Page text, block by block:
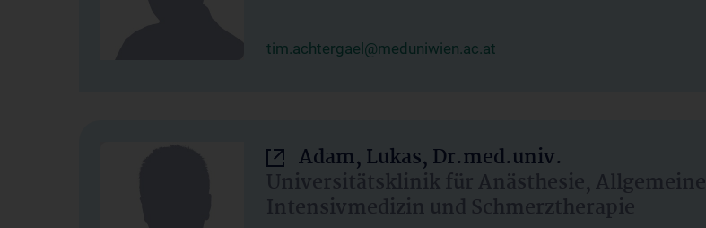
tim.achtergael@meduniwien.ac.at
Adam, Lukas, Dr.med.univ.
Universitätsklinik für Anästhesie, Allgemeine
Intensivmedizin und Schmerztherapie